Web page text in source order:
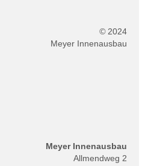
©2024
Meyer Innenausbau
Meyer Innenausbau
Allmendweg 2